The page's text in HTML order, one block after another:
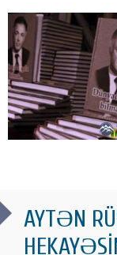
AYTƏN